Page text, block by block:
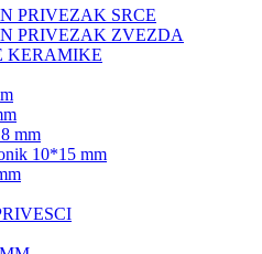
PRIVEZAK SRCE
PRIVEZAK ZVEZDA
KERAMIKE
mm
10*15 mm